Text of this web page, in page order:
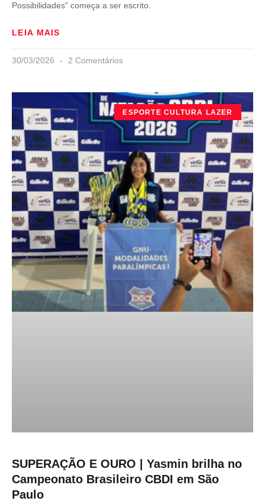
Possibilidades” começa a ser escrito.
LEIA MAIS
30/03/2026 2 Comentários
ESPORTE CULTURA LAZER
SUPERAÇÃO E OURO | Yasmin brilha no
Campeonato Brasileiro CBDI em São
Paulo